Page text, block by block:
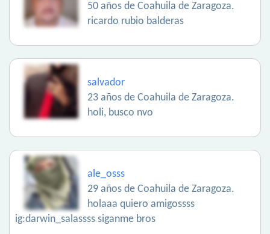
50 años de Coahuila de Zaragoza.
ricardo rubio balderas
salvador
23 años de Coahuila de Zaragoza.
holi, busco nvo
ale_osss
29 años de Coahuila de Zaragoza.
holaaa quiero amigossss
ig:darwin_salassss siganme bros